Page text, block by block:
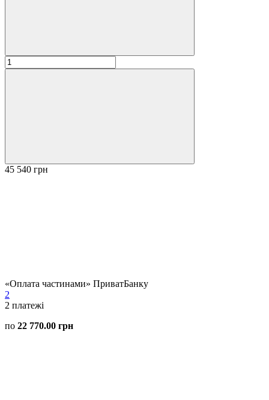
45 540 грн
«Оплата частинами» ПриватБанку
2
2 платежі
по 22 770.00 грн